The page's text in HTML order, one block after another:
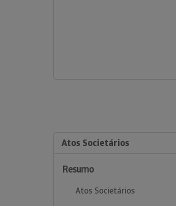
Atos Societários
Resumo
Atos Societários